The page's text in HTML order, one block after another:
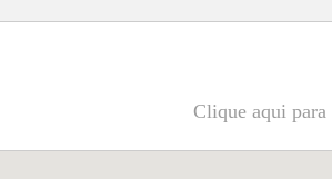
Clique aqui para